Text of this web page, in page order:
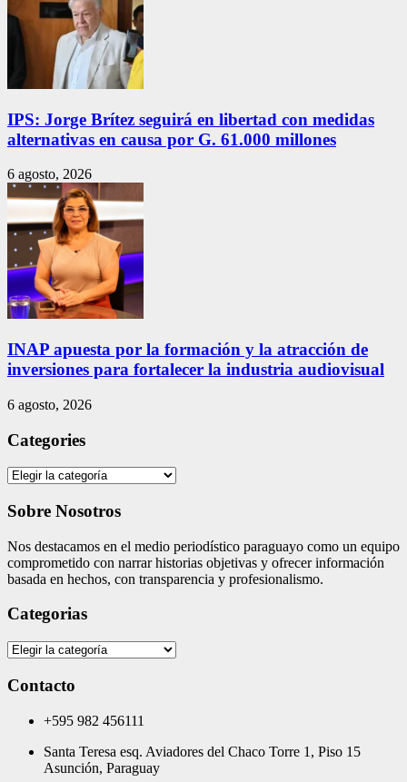
IPS: Jorge Brítez seguirá en libertad con medidas
alternativas en causa por G. 61.000 millones
6 agosto, 2026
INAP apuesta por la formación y la atracción de
inversiones para fortalecer la industria audiovisual
6 agosto, 2026
Categories
Categories
Sobre Nosotros
Nos destacamos en el medio periodístico paraguayo como un equipo
comprometido con narrar historias objetivas y ofrecer información
basada en hechos, con transparencia y profesionalismo.
Categorias
Categorias
Contacto
+595 982 456111
Santa Teresa esq. Aviadores del Chaco Torre 1, Piso 15
Asunción, Paraguay